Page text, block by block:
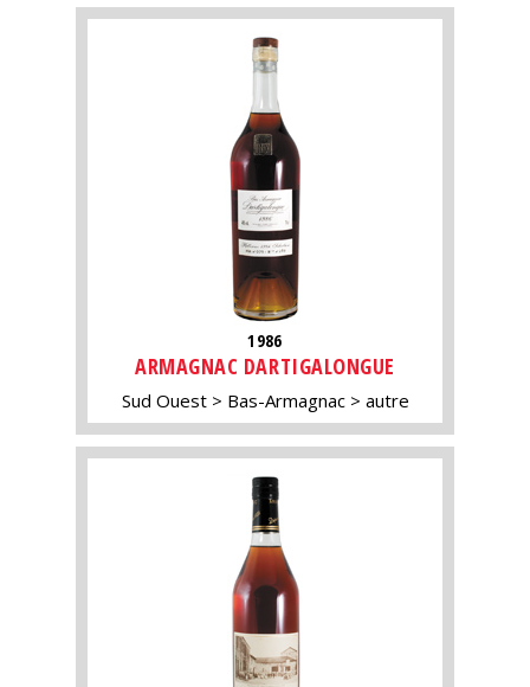
1986
ARMAGNAC DARTIGALONGUE
Sud Ouest Bas-Armagnac autre